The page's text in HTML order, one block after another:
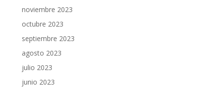
noviembre 2023
octubre 2023
septiembre 2023
agosto 2023
julio 2023
junio 2023